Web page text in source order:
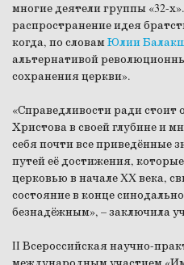
многие деятели группы «32-
распространение идея
когда, по словамЮлии
альтернативой
сохранения церкви».
«Справедливости ради стоит
Христова в своей глубине и
себя почти все приведённые
путей её достижения,
церковью в начале XX века,
состояние в конце
безнадёжным», – заключила
II Всероссийская научно-